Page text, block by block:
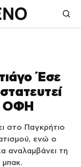
Έσε
ΟΦΗ
στο Παγκρήτιο
ενώ ο
αναλαμβάνει τη